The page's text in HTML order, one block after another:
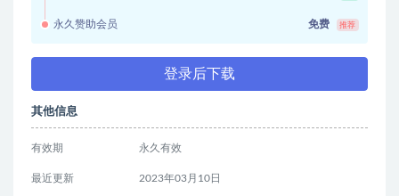
永久赞助会员 免费 推荐
登录后下载
其他信息
有效期 永久有效
最近更新 2023年03月10日